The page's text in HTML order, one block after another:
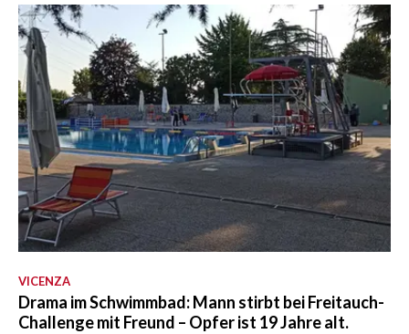
VICENZA
Drama im Schwimmbad: Mann stirbt bei Freitauch-
Challenge mit Freund – Opfer ist 19 Jahre alt.